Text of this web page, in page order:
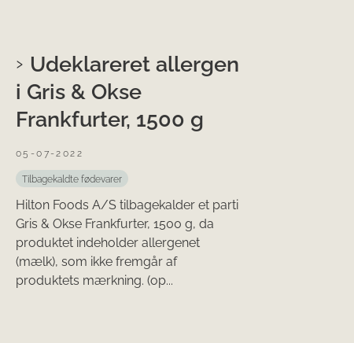
Udeklareret allergen
i Gris & Okse
Frankfurter, 1500 g
05-07-2022
Tilbagekaldte fødevarer
Hilton Foods A/S tilbagekalder et parti
Gris & Okse Frankfurter, 1500 g, da
produktet indeholder allergenet
(mælk), som ikke fremgår af
produktets mærkning. (op...